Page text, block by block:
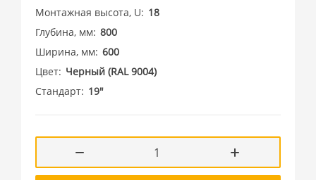
Монтажная высота, U
18
Глубина, мм 800
Ширина, мм 600
Цвет Черный (RAL 9004)
Стандарт 19"